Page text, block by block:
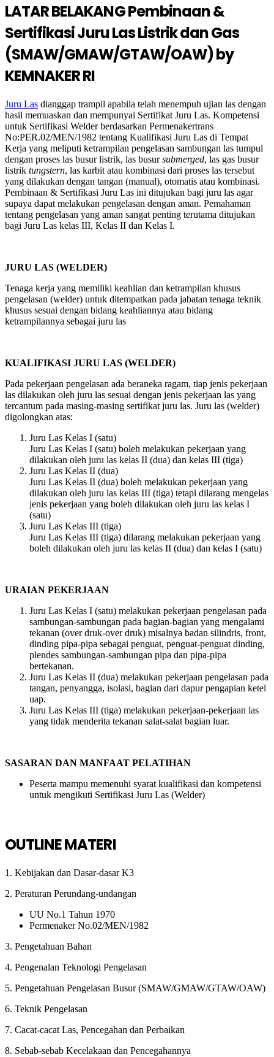
LATAR BELAKANG Pembinaan &
Sertifikasi Juru Las Listrik dan Gas
(SMAW/GMAW/GTAW/OAW) by
KEMNAKER RI
Juru Las dianggap trampil apabila telah menempuh ujian las dengan
hasil memuaskan dan mempunyai Sertifikat Juru Las. Kompetensi
untuk Sertifikasi Welder berdasarkan Permenakertrans
No:PER.02/MEN/1982 tentang Kualifikasi Juru Las di Tempat
Kerja yang meliputi ketrampilan pengelasan sambungan las tumpul
dengan proses las busur listrik, las busursubmerged, las gas busur
listrik tungstern, las karbit atau kombinasi dari proses las tersebut
yang dilakukan dengan tangan (manual), otomatis atau kombinasi.
Pembinaan & Sertifikasi Juru Las ini ditujukan bagi juru las agar
supaya dapat melakukan pengelasan dengan aman. Pemahaman
tentang pengelasan yang aman sangat penting terutama ditujukan
bagi Juru Las kelas III, Kelas II dan Kelas I.
JURU LAS (WELDER)
Tenaga kerja yang memiliki keahlian dan ketrampilan khusus
pengelasan (welder) untuk ditempatkan pada jabatan tenaga teknik
khusus sesuai dengan bidang keahliannya atau bidang
ketrampilannya sebagai juru las
KUALIFIKASI JURU LAS (WELDER)
Pada pekerjaan pengelasan ada beraneka ragam, tiap jenis pekerjaan
las dilakukan oleh juru las sesuai dengan jenis pekerjaan las yang
tercantum pada masing-masing sertifikat juru las. Juru las (welder)
digolongkan atas:
Juru Las Kelas I (satu)
Juru Las Kelas I (satu) boleh melakukan pekerjaan yang
dilakukan oleh juru las kelas II (dua) dan kelas III (tiga)
Juru Las Kelas II (dua)
Juru Las Kelas II (dua) boleh melakukan pekerjaan yang
dilakukan oleh juru las kelas III (tiga) tetapi dilarang mengelas
jenis pekerjaan yang boleh dilakukan oleh juru las kelas I
(satu)
Juru Las Kelas III (tiga)
Juru Las Kelas III (tiga) dilarang melakukan pekerjaan yang
boleh dilakukan oleh juru las kelas II (dua) dan kelas I (satu)
URAIAN PEKERJAAN
Juru Las Kelas I (satu) melakukan pekerjaan pengelasan pada
sambungan-sambungan pada bagian-bagian yang mengalami
tekanan (over druk-over druk) misalnya badan silindris, front,
dinding pipa-pipa sebagai penguat, penguat-penguat dinding,
plendes sambungan-sambungan pipa dan pipa-pipa
bertekanan.
Juru Las Kelas II (dua) melakukan pekerjaan pengelasan pada
tangan, penyangga, isolasi, bagian dari dapur pengapian ketel
uap.
Juru Las Kelas III (tiga) melakukan pekerjaan-pekerjaan las
yang tidak menderita tekanan salat-salat bagian luar.
SASARAN DAN MANFAAT PELATIHAN
Peserta mampu memenuhi syarat kualifikasi dan kompetensi
untuk mengikuti Sertifikasi Juru Las (Welder)
OUTLINE MATERI
1. Kebijakan dan Dasar-dasar K3
2. Peraturan Perundang-undangan
UU No.1 Tahun 1970
Permenaker No.02/MEN/1982
3. Pengetahuan Bahan
4. Pengenalan Teknologi Pengelasan
5. Pengetahuan Pengelasan Busur (SMAW/GMAW/GTAW/OAW)
6. Teknik Pengelasan
7. Cacat-cacat Las, Pencegahan dan Perbaikan
8. Sebab-sebab Kecelakaan dan Pencegahannya